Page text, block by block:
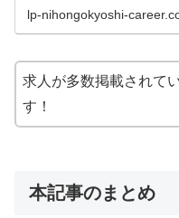
lp-nihongokyoshi-
求人が多数掲載されて
す！
本記事のまとめ